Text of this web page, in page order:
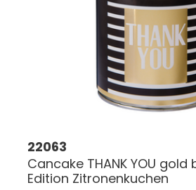
22063
Cancake THANK YOU
Edition Zitronenkuchen